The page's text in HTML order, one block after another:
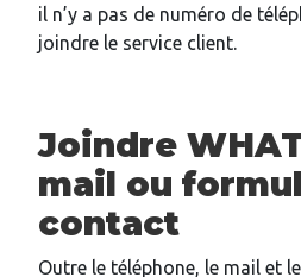
il n’y a pas de numéro de
joindre le service client.
Joindre
mail ou
contact
Outre le téléphone, le mail et